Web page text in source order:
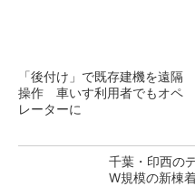
「後付け」で既存建機を遠隔
操作 車いす利用者でもオペ
レーターに
千葉・印西の
W規模の新棟